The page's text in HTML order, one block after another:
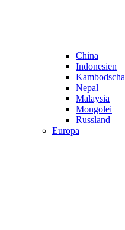
China
Indonesien
Kambodscha
Nepal
Malaysia
Mongolei
Russland
Europa